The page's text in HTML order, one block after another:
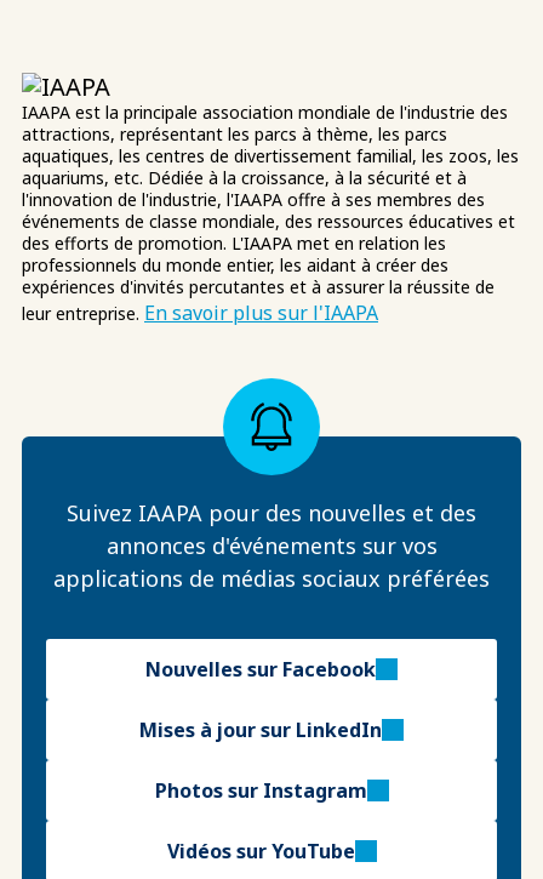
IAAPA est la principale association mondiale de l'industrie des
attractions, représentant les parcs à thème, les parcs
aquatiques, les centres de divertissement familial, les zoos, les
aquariums, etc. Dédiée à la croissance, à la sécurité et à
l'innovation de l'industrie, l'IAAPA offre à ses membres des
événements de classe mondiale, des ressources éducatives et
des efforts de promotion. L'IAAPA met en relation les
professionnels du monde entier, les aidant à créer des
expériences d'invités percutantes et à assurer la réussite de
leur entreprise. En savoir plus sur l'IAAPA
Suivez IAAPA pour des nouvelles et des
annonces d'événements sur vos
applications de médias sociaux préférées
Nouvelles sur Facebook
Mises à jour sur LinkedIn
Photos sur Instagram
Vidéos sur YouTube